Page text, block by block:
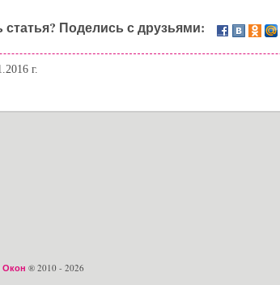
Поделись с друзьями:
г.
® 2010 - 2026